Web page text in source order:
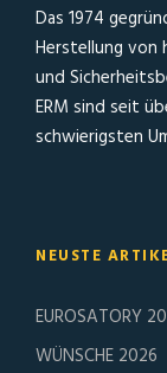
Das 1974
Herstellung
und
ERM sind seit
schwierigsten
NEUSTE
EUROSATORY
WÜNSCHE 2026